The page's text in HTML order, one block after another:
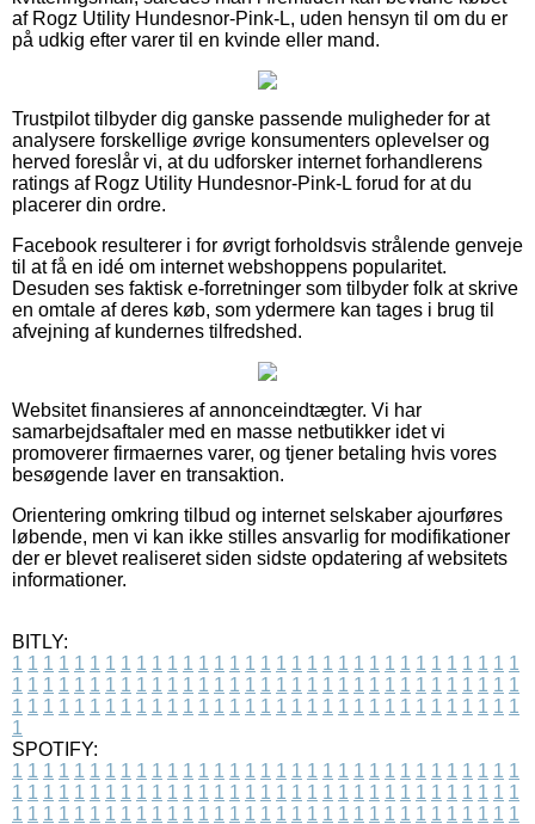
af Rogz Utility Hundesnor-Pink-L, uden hensyn til om du er
på udkig efter varer til en kvinde eller mand.
Trustpilot tilbyder dig ganske passende muligheder for at
analysere forskellige øvrige konsumenters oplevelser og
herved foreslår vi, at du udforsker internet forhandlerens
ratings af Rogz Utility Hundesnor-Pink-L forud for at du
placerer din ordre.
Facebook resulterer i for øvrigt forholdsvis strålende genveje
til at få en idé om internet webshoppens popularitet.
Desuden ses faktisk e-forretninger som tilbyder folk at skrive
en omtale af deres køb, som ydermere kan tages i brug til
afvejning af kundernes tilfredshed.
Websitet finansieres af annonceindtægter. Vi har
samarbejdsaftaler med en masse netbutikker idet vi
promoverer firmaernes varer, og tjener betaling hvis vores
besøgende laver en transaktion.
Orientering omkring tilbud og internet selskaber ajourføres
løbende, men vi kan ikke stilles ansvarlig for modifikationer
der er blevet realiseret siden sidste opdatering af websitets
informationer.
BITLY:
1 1 1 1 1 1 1 1 1 1 1 1 1 1 1 1 1 1 1 1 1 1 1 1 1 1 1 1 1 1 1 1 1
1 1 1 1 1 1 1 1 1 1 1 1 1 1 1 1 1 1 1 1 1 1 1 1 1 1 1 1 1 1 1 1 1
1 1 1 1 1 1 1 1 1 1 1 1 1 1 1 1 1 1 1 1 1 1 1 1 1 1 1 1 1 1 1 1 1
1
SPOTIFY:
1 1 1 1 1 1 1 1 1 1 1 1 1 1 1 1 1 1 1 1 1 1 1 1 1 1 1 1 1 1 1 1 1
1 1 1 1 1 1 1 1 1 1 1 1 1 1 1 1 1 1 1 1 1 1 1 1 1 1 1 1 1 1 1 1 1
1 1 1 1 1 1 1 1 1 1 1 1 1 1 1 1 1 1 1 1 1 1 1 1 1 1 1 1 1 1 1 1 1